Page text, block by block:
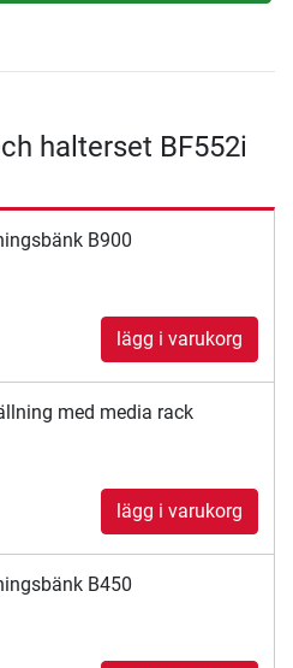
halterset BF552i
B900
lägg i varukorg
med media rack
lägg i varukorg
B450